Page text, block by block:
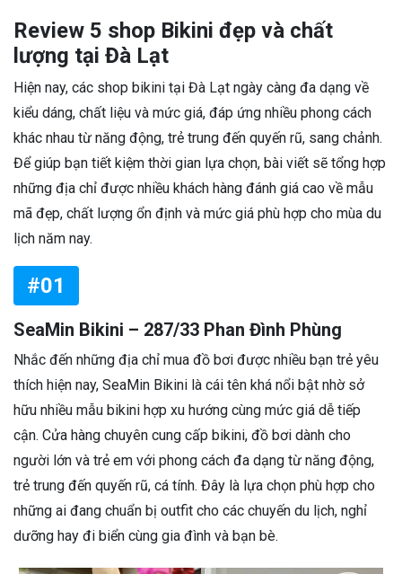
Review 5 shop Bikini đẹp và chất
lượng tại Đà Lạt
Hiện nay, các shop bikini tại Đà Lạt ngày càng đa dạng về
kiểu dáng, chất liệu và mức giá, đáp ứng nhiều phong cách
khác nhau từ năng động, trẻ trung đến quyến rũ, sang chảnh.
Để giúp bạn tiết kiệm thời gian lựa chọn, bài viết sẽ tổng hợp
những địa chỉ được nhiều khách hàng đánh giá cao về mẫu
mã đẹp, chất lượng ổn định và mức giá phù hợp cho mùa du
lịch năm nay.
#01
SeaMin Bikini – 287/33 Phan Đình Phùng
Nhắc đến những địa chỉ mua đồ bơi được nhiều bạn trẻ yêu
thích hiện nay, SeaMin Bikini là cái tên khá nổi bật nhờ sở
hữu nhiều mẫu bikini hợp xu hướng cùng mức giá dễ tiếp
cận. Cửa hàng chuyên cung cấp bikini, đồ bơi dành cho
người lớn và trẻ em với phong cách đa dạng từ năng động,
trẻ trung đến quyến rũ, cá tính. Đây là lựa chọn phù hợp cho
những ai đang chuẩn bị outfit cho các chuyến du lịch, nghỉ
dưỡng hay đi biển cùng gia đình và bạn bè.